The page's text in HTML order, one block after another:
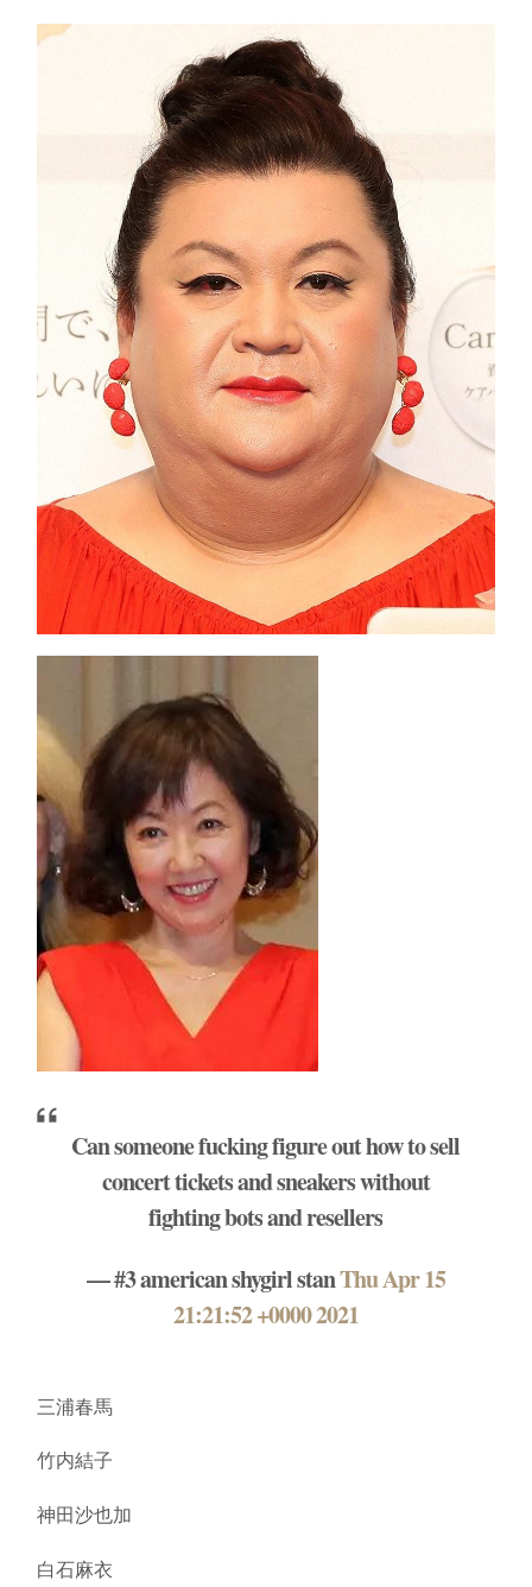
Can someone fucking figure out how to sell
concert tickets and sneakers without
fighting bots and resellers
— #3 american shygirl stanThu Apr 15
21:21:52 +0000 2021
三浦春馬
竹内結子
神田沙也加
白石麻衣